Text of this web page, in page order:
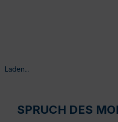
Laden...
SPRUCH DES